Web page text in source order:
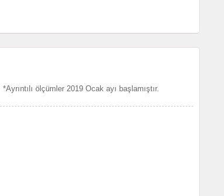
*Ayrıntılı ölçümler 2019 Ocak ayı başlamıştır.